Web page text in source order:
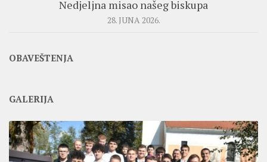
Nedjeljna misao našeg biskupa
28. JUNA 2026.
OBAVEŠTENJA
GALERIJA